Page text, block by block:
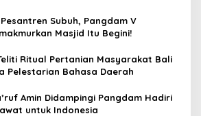
Subuh, Pangdam V
Masjid Itu Begini!
Ritual Pertanian Masyarakat Bali
Pelestarian Bahasa Daerah
Amin Didampingi Pangdam Hadiri
untuk Indonesia